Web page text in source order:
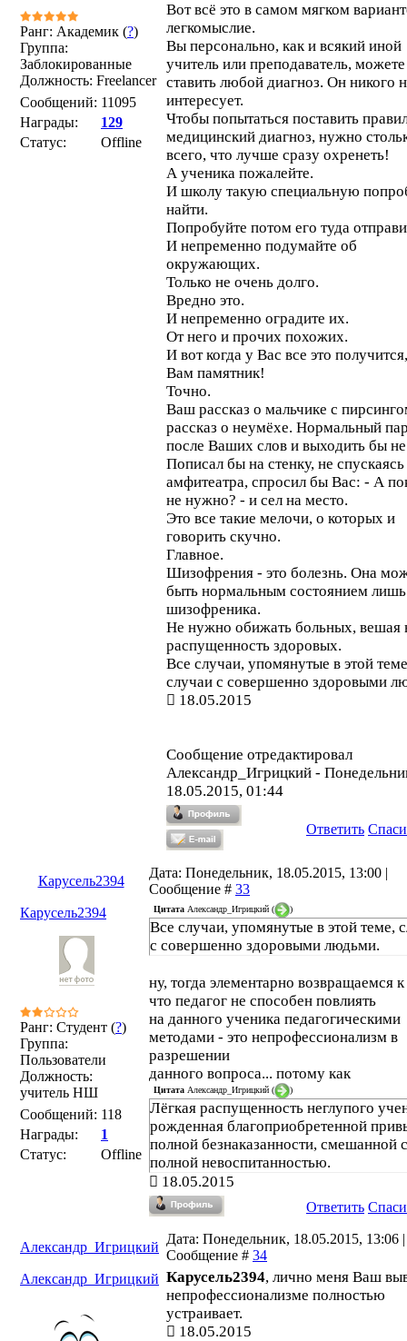
Ранг: Академик (?)
Группа:
Заблокированные
Должность: Freelancer
Сообщений: 11095
Награды:
129
Статус:
Offline
Вот всё это в самом мягком
легкомыслие.
Вы персонально, как и всякий иной
учитель или преподаватель, можете
ставить любой диагноз. Он никого
интересует.
Чтобы попытаться поставить
медицинский диагноз, нужно
всего, что лучше сразу охренеть!
А ученика пожалейте.
И школу такую специальную
найти.
Попробуйте потом его туда
И непременно подумайте об
окружающих.
Только не очень долго.
Вредно это.
И непременно оградите их.
От него и прочих похожих.
И вот когда у Вас все это
Вам памятник!
Точно.
Ваш рассказ о мальчике с
рассказ о неумёхе. Нормальный
после Ваших слов и выходить бы не
Пописал бы на стенку, не спускаясь
амфитеатра, спросил бы Вас: - А
не нужно? - и сел на место.
Это все такие мелочи, о которых и
говорить скучно.
Главное.
Шизофрения - это болезнь. Она
быть нормальным состоянием
шизофреника.
Не нужно обижать больных, вешая
распущенность здоровых.
Все случаи, упомянутые в этой
случаи с совершенно здоровыми
18.05.2015
Сообщение отредактировал
Александр_Игрицкий -
18.05.2015, 01:44
Ответить
Карусель2394
Дата: Понедельник, 18.05.2015, 13:00 |
Сообщение # 33
Карусель2394
Ранг: Студент (?)
Группа:
Пользователи
Должность:
учитель НШ
Сообщений: 118
Награды:
1
Статус:
Offline
Цитата Александр_Игрицкий ( )
Все случаи, упомянутые в этой теме,
с совершенно здоровыми людьми.
ну, тогда элементарно возвращаемся
что педагог не способен повлиять
на данного ученика педагогическими
методами - это непрофессионализм в
разрешении
данного вопроса... потому как
Цитата Александр_Игрицкий ( )
Лёгкая распущенность неглупого
рожденная благоприобретенной
полной безнаказанности, смешанной с
полной невоспитанностью.
18.05.2015
Ответить
Александр_Игрицкий
Дата: Понедельник, 18.05.2015, 13:06 |
Сообщение # 34
Александр_Игрицкий Карусель2394, лично меня Ваш
непрофессионализме полностью
устраивает.
18.05.2015